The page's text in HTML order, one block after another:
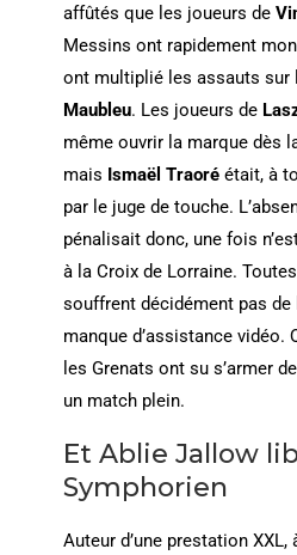
affûtés que les joueurs de
Messins ont rapidement
ont multiplié les assauts sur
Maubleu. Les joueurs de
même ouvrir la marque dès
mais Ismaël Traoréétait, à
par le juge de touche.
pénalisait donc, une fois
à la Croix de Lorraine.
souffrent décidément pas de
manque d’assistance vidéo.
les Grenats ont su s’armer
un match plein.
Et Ablie Jallow
Symphorien
Auteur d’une prestation XXL,